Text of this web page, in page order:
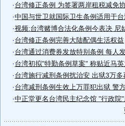
·台湾修正条例 为签署两岸租税减免协
·中国与世卫就国际卫生条例适用于
·视频:台湾赌博合法化条例今表决 尼
·台湾修正条例完善大陆配偶生活权益
·台湾通过消费券发放特别条例 每人
·台湾初拟"特勤条例草案" 称贴近马
·台湾施行减刑条例扰治安 出狱3万
·台湾减刑条例生效上万罪犯出狱 警
·中正堂更名台湾民主纪念馆 "行政院"